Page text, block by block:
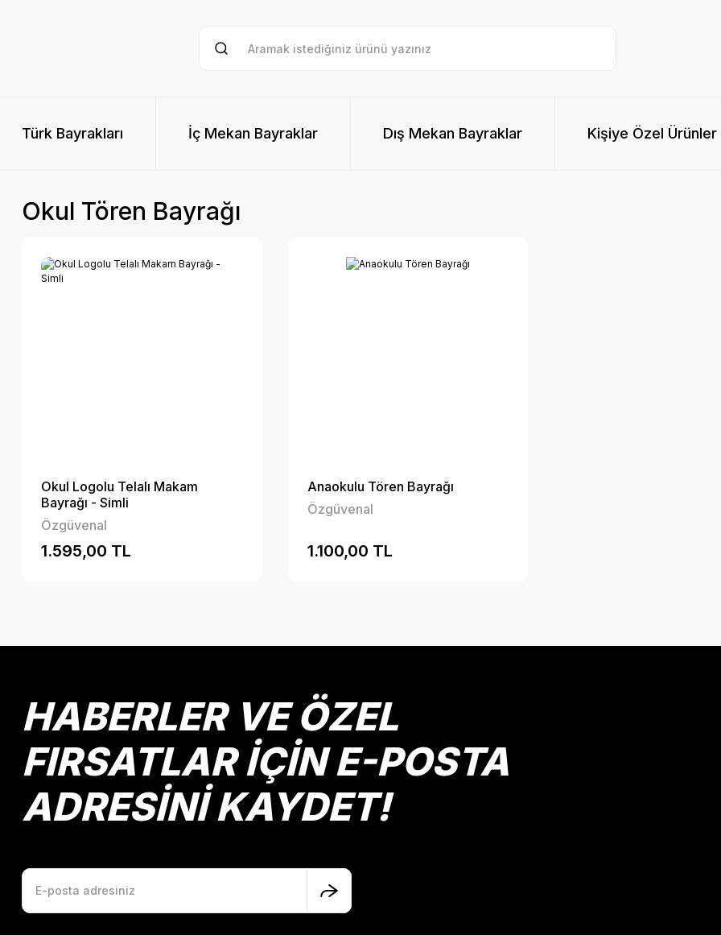
Türk Bayrakları İç Mekan Bayraklar Dış Mekan Bayraklar Kişiye Özel Ürünler
Okul Tören Bayrağı
Okul Logolu Telalı Makam
Bayrağı - Simli
Özgüvenal
1.595,00 TL
Anaokulu Tören Bayrağı
Özgüvenal
1.100,00 TL
HABERLER VE ÖZEL
FIRSATLAR İÇİN E-POSTA
ADRESİNİ KAYDET!